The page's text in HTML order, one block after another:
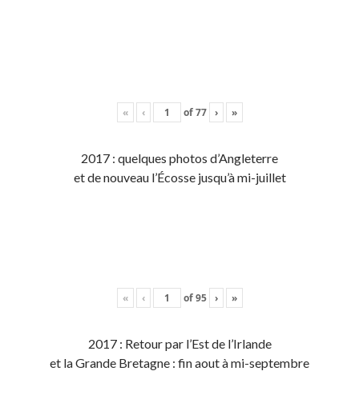
« ‹ of77 › »
2017 : quelques photos d’Angleterre
et de nouveau l’Écosse jusqu’à mi-juillet
« ‹ of95 › »
2017 : Retour par l’Est de l’Irlande
et la Grande Bretagne : fin aout à mi-septembre